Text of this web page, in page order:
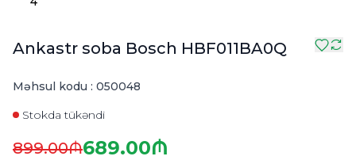
Ankastr soba Bosch HBF011BA0Q
Məhsul kodu : 050048
Stokda tükəndi
899.00₼689.00₼